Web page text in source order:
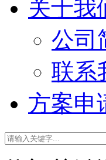
关于我
公司
联系
方案申